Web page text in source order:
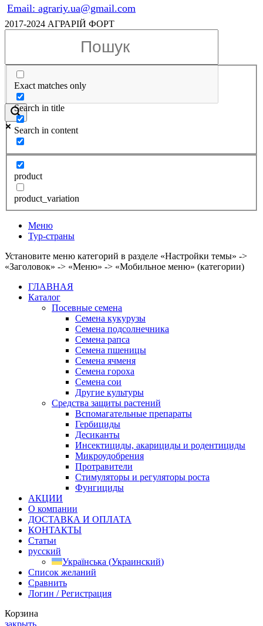
Email: agrariy.ua@gmail.com
2017-2024 АГРАРІЙ ФОРТ
Exact matches only
Search in title
Search in content
product
product_variation
Меню
Тур-страны
Установите меню категорий в разделе «Настройки темы» ->
«Заголовок» -> «Меню» -> «Мобильное меню» (категории)
ГЛАВНАЯ
Каталог
Посевные семена
Семена кукурузы
Семена подсолнечника
Семена рапса
Семена пшеницы
Семена ячменя
Семена гороха
Семена сои
Другие культуры
Средства защиты растений
Вспомагательные препараты
Гербициды
Десиканты
Инсектициды, акарициды и родентициды
Микроудобрения
Протравители
Стимуляторы и регуляторы роста
Фунгициды
АКЦИИ
О компании
ДОСТАВКА И ОПЛАТА
КОНТАКТЫ
Статьи
русский
Українська (Украинский)
Список желаний
Сравнить
Логин / Регистрация
Корзина
закрыть